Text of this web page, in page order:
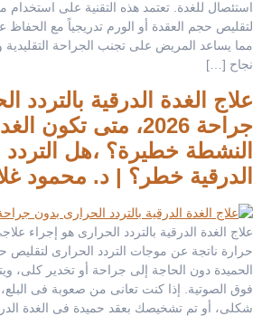
استئصال للغدة. تعتمد هذه التقنية على استخدام
لتقليص حجم العقدة أو الورم تدريجياً مع الحفاظ
مما يساعد المريض على تجنب الجراحة
نجاح […]
علاج الغدة الدرقية بالتردد
جراحة 2026، متى تكون
النشطة خطيرة؟ ،هل التردد
الدرقية خطر؟ | د. محمود
علاج الغدة الدرقية بالتردد الحرارى هو إجراء
حرارة ناتجة عن موجات التردد الحرارى لتقليص
الحميدة دون الحاجة إلى جراحة أو تخدير كلى،
فوق الصوتية. إذا كنت تعانى من صعوبة فى
شكلى، أو تم تشخيصك بعقد حميدة فى الغدة